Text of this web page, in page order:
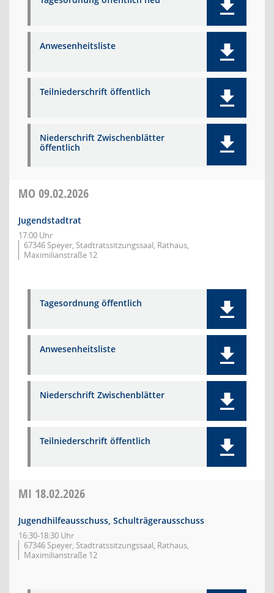
Anwesenheitsliste
Teilniederschrift öffentlich
Niederschrift Zwischenblätter
öffentlich
MO 09.02.2026
Jugendstadtrat
17:00 Uhr
67346 Speyer, Stadtratssitzungssaal, Rathaus,
Maximilianstraße 12
Tagesordnung öffentlich
Anwesenheitsliste
Niederschrift Zwischenblätter
Teilniederschrift öffentlich
MI 18.02.2026
Jugendhilfeausschuss, Schulträgerausschuss
16:30-18:30 Uhr
67346 Speyer, Stadtratssitzungssaal, Rathaus,
Maximilianstraße 12